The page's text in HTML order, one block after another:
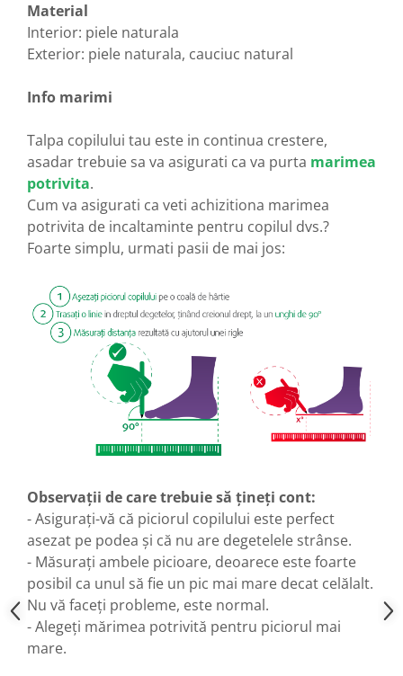
Material
Interior: piele naturala
Exterior: piele naturala, cauciuc natural
Info marimi
Talpa copilului tau este in continua crestere,
asadar trebuie sa va asigurati ca va purta marimea
potrivita.
Cum va asigurati ca veti achizitiona marimea
potrivita de incaltaminte pentru copilul dvs.?
Foarte simplu, urmati pasii de mai jos:
Observații de care trebuie să țineți cont:
- Asigurați-vă că piciorul copilului este perfect
asezat pe podea și că nu are degetelele strânse.
- Măsurați ambele picioare, deoarece este foarte
posibil ca unul să fie un pic mai mare decat celălalt.
Nu vă faceți probleme, este normal.
- Alegeți mărimea potrivită pentru piciorul mai
mare.